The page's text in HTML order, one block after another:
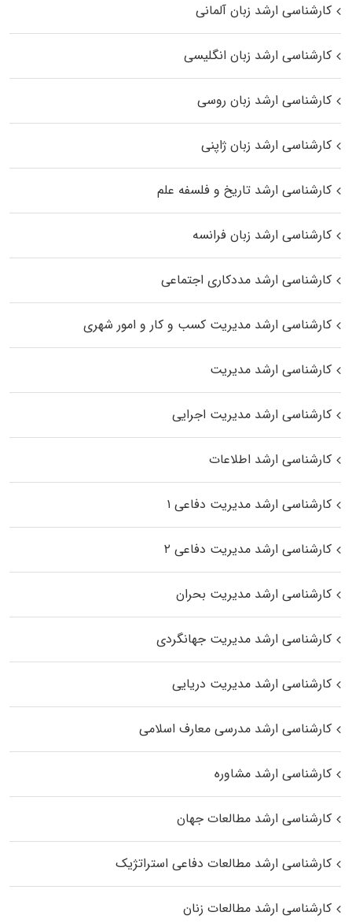
کارشناسی ارشد زبان آلمانی
کارشناسی ارشد زبان انگلیسی
کارشناسی ارشد زبان روسی
کارشناسی ارشد زبان ژاپنی
کارشناسی ارشد تاریخ و فلسفه علم
کارشناسی ارشد زبان فرانسه
کارشناسی ارشد مددکاری اجتماعی
کارشناسی ارشد مدیریت کسب و کار و امور شهری
کارشناسی ارشد مدیریت
کارشناسی ارشد مدیریت اجرایی
کارشناسی ارشد اطلاعات
کارشناسی ارشد مدیریت دفاعی ۱
کارشناسی ارشد مدیریت دفاعی ۲
کارشناسی ارشد مدیریت بحران
کارشناسی ارشد مدیریت جهانگردی
کارشناسی ارشد مدیریت دریایی
کارشناسی ارشد مدرسی معارف اسلامی
کارشناسی ارشد مشاوره
کارشناسی ارشد مطالعات جهان
کارشناسی ارشد مطالعات دفاعی استراتژیک
کارشناسی ارشد مطالعات زنان